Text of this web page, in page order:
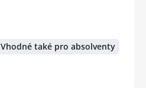
Vhodné také pro absolventy